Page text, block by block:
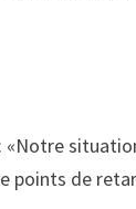
points de